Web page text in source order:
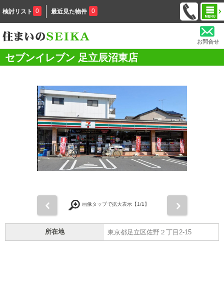
検討リスト 0 最近見た物件 0
お問合せ
セブンイレブン 足立辰沼東店
画像タップで拡大表示【1/1】
所在地 東京都足立区佐野２丁目2-15